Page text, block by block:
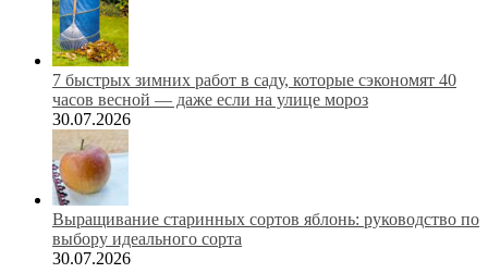
7 быстрых зимних работ в саду, которые сэкономят 40
часов весной — даже если на улице мороз
30.07.2026
Выращивание старинных сортов яблонь: руководство по
выбору идеального сорта
30.07.2026